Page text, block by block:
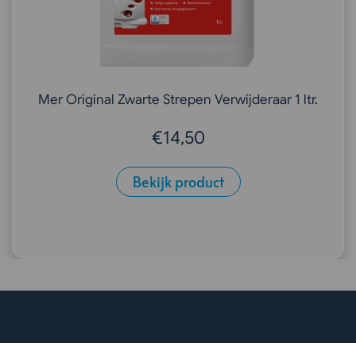
Mer Original Zwarte Strepen Verwijderaar 1 ltr.
€14,50
Bekijk product